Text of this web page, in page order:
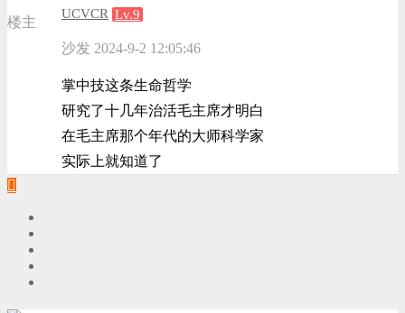
楼主
UCVCR Lv.9
沙发 2024-9-2 12:05:46
掌中技这条生命哲学
研究了十几年治活毛主席才明白
在毛主席那个年代的大师科学家
实际上就知道了